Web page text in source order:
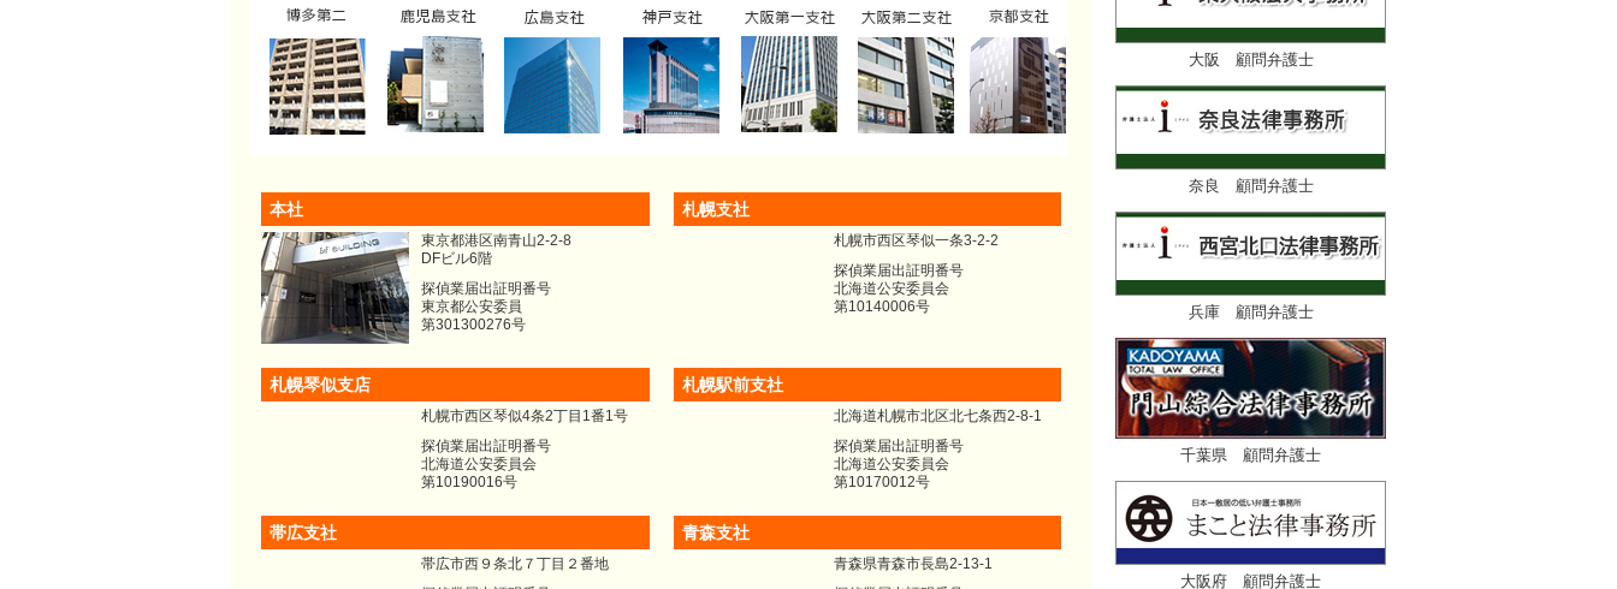
本社
東京都港区南青山2-2-8
DFビル6階
探偵業届出証明番号
東京都公安委員
第301300276号
札幌支社
札幌市西区琴似一条3-2-2
探偵業届出証明番号
北海道公安委員会
第10140006号
札幌琴似支店
札幌市西区琴似4条2丁目1番1号
探偵業届出証明番号
北海道公安委員会
第10190016号
札幌駅前支社
北海道札幌市北区北七条西2-8-1
探偵業届出証明番号
北海道公安委員会
第10170012号
帯広支社
帯広市西９条北７丁目２番地
青森支社
青森県青森市長島2-13-1
大阪 顧問弁護士
奈良 顧問弁護士
兵庫 顧問弁護士
千葉県 顧問弁護士
大阪府 顧問弁護士